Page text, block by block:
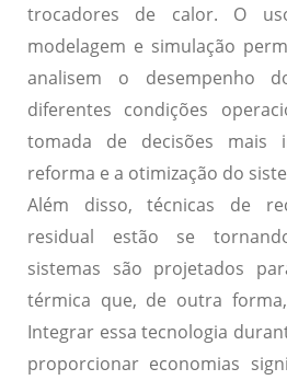
trocadores de calor. O
modelagem e simulação
analisem o desempenho
diferentes condições
tomada de decisões mais
reforma e a otimização do
Além disso,técnicas de
residual estão se
sistemas são projetados
térmica que, de outra
Integrar essa tecnologia
proporcionar economias